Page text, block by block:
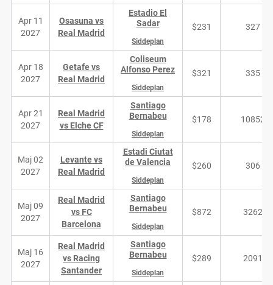
Apr 11
2027
Osasuna vs
Real Madrid
Estadio El
Sadar
Siddeplan
$231 327
Apr 18
2027
Getafe vs
Real Madrid
Coliseum
Alfonso Perez
Siddeplan
$321 335
Apr 21
2027
Real Madrid
vs Elche CF
Santiago
Bernabeu
Siddeplan
$178 10852
Maj 02
2027
Levante vs
Real Madrid
Estadi Ciutat
de Valencia
Siddeplan
$260 306
Maj 09
2027
Real Madrid
vs FC
Barcelona
Santiago
Bernabeu
Siddeplan
$872 3262
Maj 16
2027
Real Madrid
vs Racing
Santander
Santiago
Bernabeu
Siddeplan
$289 2091